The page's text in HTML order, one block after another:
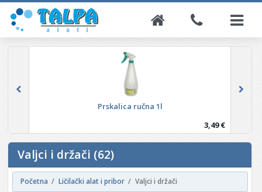
Posuda za žbuku, ljepilo, gips 3,3L WESTBERG
3,35 €
Valjci i držači (62)
Početna Ličilački alat i pribor Valjci i držači